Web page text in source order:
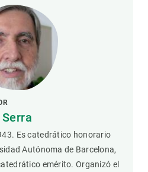
Es catedrático honorario
Autónoma de Barcelona,
emérito. Organizó el